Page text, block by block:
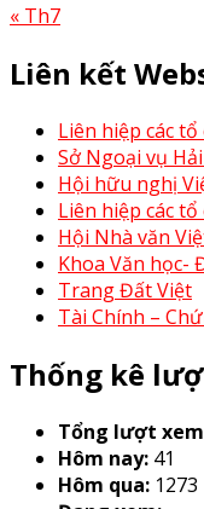
« Th7
Liên kết
Liên hiệp các
Sở Ngoại vụ
Hội hữu nghị
Liên hiệp các
Hội Nhà văn
Khoa Văn học-
Trang Đất Việt
Tài Chính –
Thống kê
Tổng lượt
Hôm nay: 41
Hôm qua: 1273